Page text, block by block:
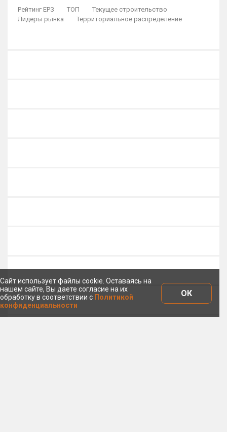
Рейтинг ЕРЗ ТОП
Текущее строительство
Лидеры рынка
Территориальное распределение
Сайт использует файлы cookie. Оставаясь на
нашем сайте, Вы даете согласие на их
обработку в соответствии с Политикой
конфиденциальности
ОК